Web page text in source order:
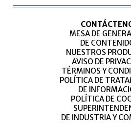
MESA DE
DE
NUESTROS
AVISO DE
TÉRMINOS Y
POLÍTICA DE
DE
POLÍTICA DE
DE INDUSTRIA Y